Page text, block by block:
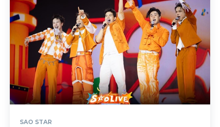
SAO STAR